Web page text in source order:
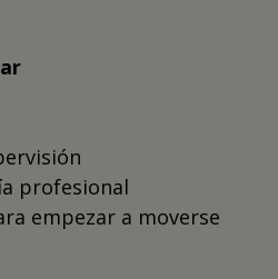
profesional
empezar a moverse